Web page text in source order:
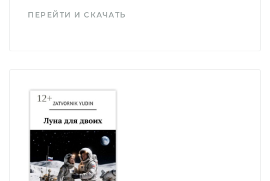
ПЕРЕЙТИ И СКАЧАТЬ